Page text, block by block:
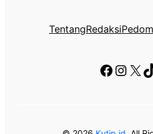
TentangRedaksi
X